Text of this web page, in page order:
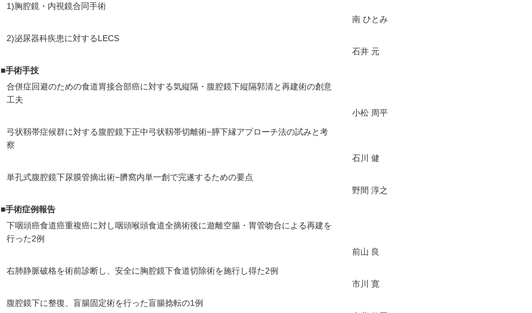
1)胸腔鏡・内視鏡合同手術
南 ひとみ
2)泌尿器科疾患に対するLECS
石井 元
■手術手技
合併症回避のための食道胃接合部癌に対する気縦隔・腹腔鏡下縦隔郭清と再建術の創意
工夫
小松 周平
弓状靱帯症候群に対する腹腔鏡下正中弓状靱帯切離術−膵下縁アプローチ法の試みと考
察
石川 健
単孔式腹腔鏡下尿膜管摘出術−臍窩内単一創で完遂するための要点
野間 淳之
■手術症例報告
下咽頭癌食道癌重複癌に対し咽頭喉頭食道全摘術後に遊離空腸・胃管吻合による再建を
行った2例
前山 良
右肺静脈破格を術前診断し、安全に胸腔鏡下食道切除術を施行し得た2例
市川 寛
腹腔鏡下に整復、盲腸固定術を行った盲腸捻転の1例